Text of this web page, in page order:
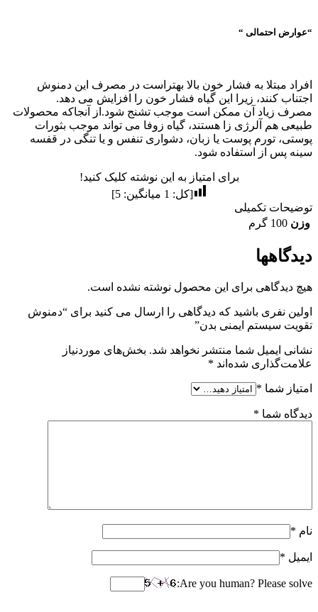
“عوارض احتمالی “
افراد مبتلا به فشار خون بالا بهتراست در مصرف این دمنوش
اجتناب کنند، زیرا این گیاه فشار خون را افزایش می دهد.
مصرف زیاد آن ممکن است موجب تشنج شود.از آنجاکه محصولات
طبیعی هم آلرژی زا هستند، گیاه زوفا می تواند موجب بثورات
پوستی، تورم پوست یا زبان، دشواری تنفس و یا تنگی در قفسه
سینه پس از استفاده شود.
برای امتیاز به این نوشته کلیک کنید!
[کل: 1 میانگین:5
]
توضیحات تکمیلی
وزن 100 گرم
دیدگاهها
هیچ دیدگاهی برای این محصول نوشته نشده است.
اولین نفری باشید که دیدگاهی را ارسال می کنید برای “دمنوش
تقویت سیستم ایمنی بدن”
نشانی ایمیل شما منتشر نخواهد شد. بخش‌های موردنیاز
علامت‌گذاری شده‌اند *
امتیاز شما *
دیدگاه شما *
نام *
ایمیل *
Are you human? Please solve: